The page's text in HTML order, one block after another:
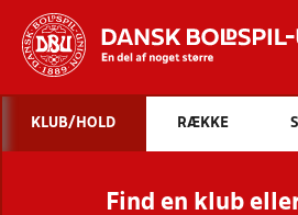
STILLINGER,
KLUB/HOLD RÆKKE
Find en klub